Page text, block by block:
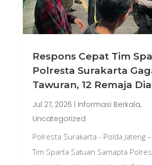
Respons Cepat Tim
Polresta Surakarta
Tawuran, 12 Remaja
Jul 27, 2026 Informasi Berkala,
Uncategorized
Polresta Surakarta - Polda Jateng
Tim Sparta Satuan Samapta